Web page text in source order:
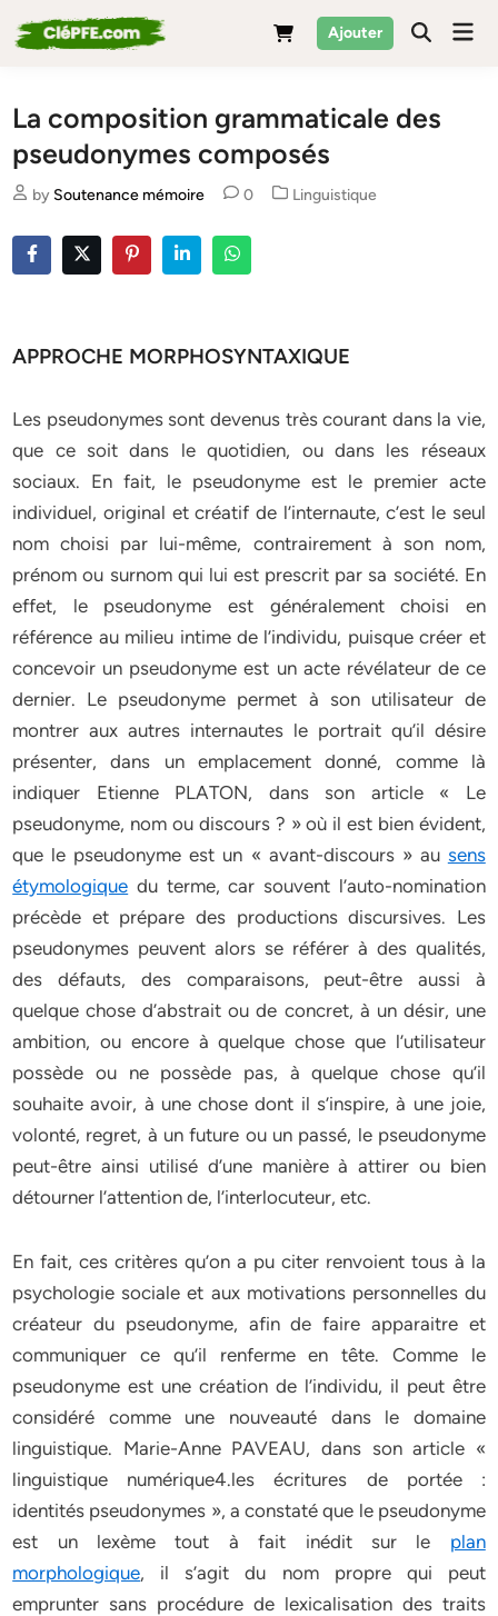
to
Ajouter
La composition grammaticale des
pseudonymes composés
by Soutenance mémoire 0
Posted
Linguistique
APPROCHE MORPHOSYNTAXIQUE
Les pseudonymes sont devenus très courant dans la vie,
que ce soit dans le quotidien, ou dans les réseaux
sociaux. En fait, le pseudonyme est le premier acte
individuel, original et créatif de l’internaute, c’est le seul
nom choisi par lui-même, contrairement à son nom,
prénom ou surnom qui lui est prescrit par sa société. En
effet, le pseudonyme est généralement choisi en
référence au milieu intime de l’individu, puisque créer et
concevoir un pseudonyme est un acte révélateur de ce
dernier. Le pseudonyme permet à son utilisateur de
montrer aux autres internautes le portrait qu’il désire
présenter, dans un emplacement donné, comme là
indiquer Etienne PLATON, dans son article « Le
pseudonyme, nom ou discours ? » où il est bien évident,
que le pseudonyme est un « avant-discours » au sens
étymologique du terme, car souvent l’auto-nomination
précède et prépare des productions discursives. Les
pseudonymes peuvent alors se référer à des qualités,
des défauts, des comparaisons, peut-être aussi à
quelque chose d’abstrait ou de concret, à un désir, une
ambition, ou encore à quelque chose que l’utilisateur
possède ou ne possède pas, à quelque chose qu’il
souhaite avoir, à une chose dont il s’inspire, à une joie,
volonté, regret, à un future ou un passé, le pseudonyme
peut-être ainsi utilisé d’une manière à attirer ou bien
détourner l’attention de, l’interlocuteur, etc.
En fait, ces critères qu’on a pu citer renvoient tous à la
psychologie sociale et aux motivations personnelles du
créateur du pseudonyme, afin de faire apparaitre et
communiquer ce qu’il renferme en tête. Comme le
pseudonyme est une création de l’individu, il peut être
considéré comme une nouveauté dans le domaine
linguistique. Marie-Anne PAVEAU, dans son article «
linguistique numérique4.les écritures de portée :
identités pseudonymes », a constaté que le pseudonyme
est un lexème tout à fait inédit sur le plan
morphologique, il s’agit du nom propre qui peut
emprunter sans procédure de lexicalisation des traits